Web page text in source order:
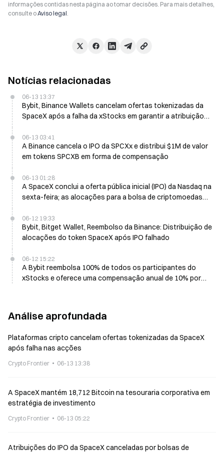
informações contidas nesta página ao tomar decisões. Para mais detalhes,
consulte oAviso legal.
Notícias relacionadas
06-13 13:37
Bybit, Binance Wallets cancelam ofertas tokenizadas da
SpaceX após a falha da xStocks em garantir a atribuição
06-13 03:41
A Binance cancela o IPO da SPCXx e distribui $1M de valor
em tokens SPCXB em forma de compensação
06-13 01:28
A SpaceX conclui a oferta pública inicial (IPO) da Nasdaq na
sexta-feira; as alocações para a bolsa de criptomoedas
06-12 19:33
Bybit, Bitget Wallet, Reembolso da Binance: Distribuição de
alocações do token SpaceX após IPO falhado
06-12 15:22
A Bybit reembolsa 100% de todos os participantes do
xStocks e oferece uma compensação anual de 10% por
Análise aprofundada
Plataformas cripto cancelam ofertas tokenizadas da SpaceX
após falha nas acções
Crypto Frontier 06-13 13:38
A SpaceX mantém 18,712 Bitcoin na tesouraria corporativa em
estratégia de investimento
Crypto Frontier 06-13 05:22
Atribuições do IPO da SpaceX canceladas por bolsas de